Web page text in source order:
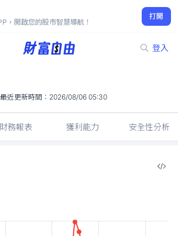
，開啟您的股市智慧導航！
打開
登入
14.85
-1.01%
最近更新時間： 2026/08/06 05:30
財務報表 獲利能力 安全性分析